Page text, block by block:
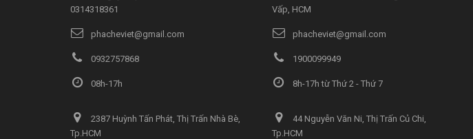
0314318361
phacheviet@gmail.com
0932757868
08h-17h
Vấp, HCM
phacheviet@gmail.com
1900099949
8h-17h từ Thứ 2 - Thứ 7
2387 Huỳnh Tấn Phát, Thị Trấn Nhà Bè,
Tp.HCM
44 Nguyễn Văn Ni, Thị Trấn Củ Chi,
Tp.HCM